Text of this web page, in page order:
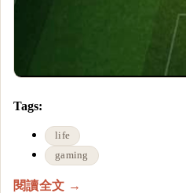
Tags:
life
gaming
閱讀全文 →